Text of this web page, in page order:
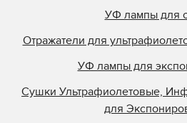
УФ лампы для
Отражатели для
УФ лампы для
Сушки Ультрафиолетовые,
для